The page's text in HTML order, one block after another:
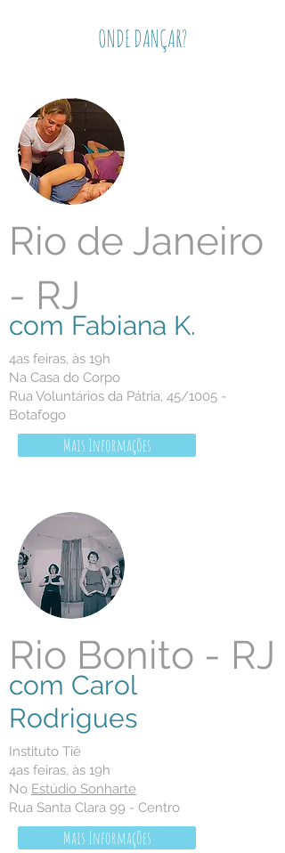
ONDE DANÇAR?
Rio de Janeiro
- RJ
com Fabiana K.
4as feiras, às 19h
Na Casa do Corpo
Rua Voluntários da Pátria, 45/1005 -
Botafogo
Mais Informações
Rio Bonito - RJ
com Carol
Rodrigues
​Instituto Tiê
4as feiras, às 19h
No Estúdio Sonharte
Rua Santa Clara 99 - Centro
Mais Informações